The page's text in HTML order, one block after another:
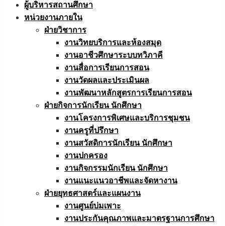
ผู้บริหารสถานศึกษา
หน่วยงานภายใน
ฝ่ายวิชาการ
งานวิทยบริการและห้องสมุด
งานอาชีวศึกษาระบบทวิภาคี
งานสื่อการเรียนการสอน
งานวัดผลและประเมินผล
งานพัฒนาหลักสูตรการเรียนการสอน
ฝ่ายกิจการนักเรียน นักศึกษา
งานโครงการพิเศษและบริการชุมชน
งานครูที่ปรึกษา
งานสวัสดิการนักเรียน นักศึกษา
งานปกครอง
งานกิจกรรมนักเรียน นักศึกษา
งานแนะแนวอาชีพและจัดหางาน
ฝ่ายยุทธศาสตร์และแผนงาน
งานศูนย์บ่มเพาะ
งานประกันคุณภาพและมาตรฐานการศึกษา